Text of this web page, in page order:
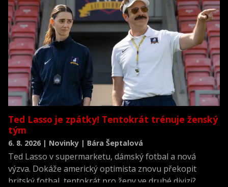
Ted Lasso je zpátky! Tentokrát trénuje ženský
tým
6. 8. 2026 | Novinky | Bára Šeptalová
Ted Lasso v supermarketu, dámský fotbal a nová
výzva. Dokáže americký optimista znovu překopit
britský fotbal, tentokrát pro ženy ve druhé divizi?